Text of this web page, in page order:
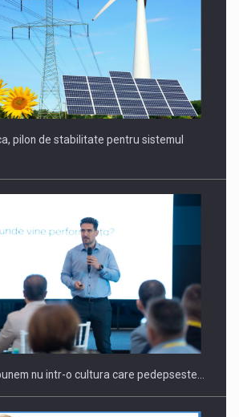
The Future - Technology and…
Evolution-RETHINK STRATEGY-Finantare
pilon de stabilitate pentru sistemul
nu intr-o cultura care pedepseste…